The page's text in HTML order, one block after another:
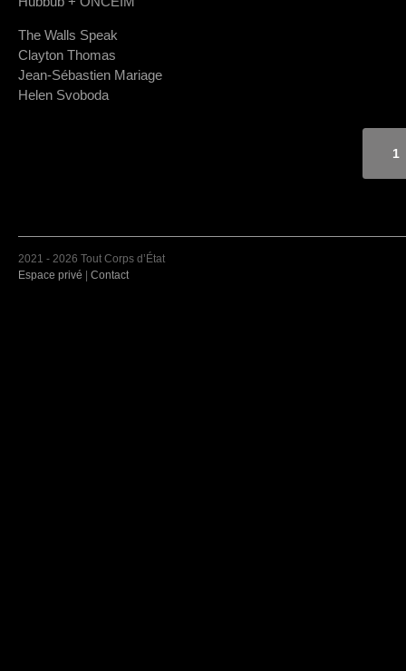
The Walls Speak
Clayton Thomas
Jean-Sébastien Mariage
Helen Svoboda
1
2021 - 2026 Tout Corps d’État
Espace privé
Contact